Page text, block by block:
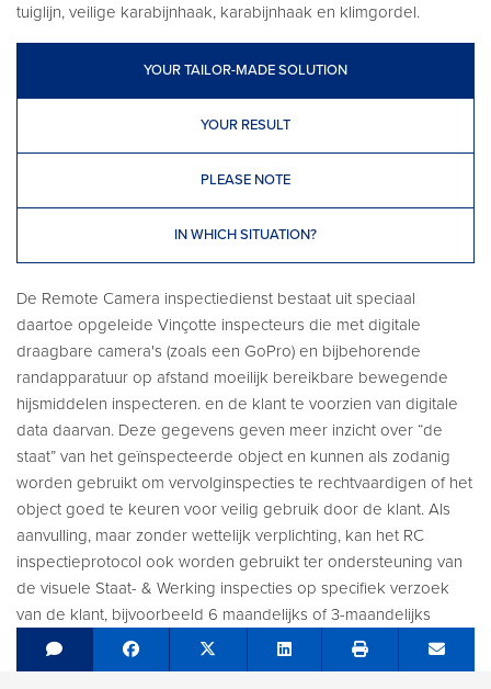
tuiglijn, veilige karabijnhaak, karabijnhaak en klimgordel.
YOUR TAILOR-MADE SOLUTION
YOUR RESULT
PLEASE NOTE
IN WHICH SITUATION?
De Remote Camera inspectiedienst bestaat uit speciaal
daartoe opgeleide Vinçotte inspecteurs die met digitale
draagbare camera's (zoals een GoPro) en bijbehorende
randapparatuur op afstand moeilijk bereikbare bewegende
hijsmiddelen inspecteren. en de klant te voorzien van digitale
data daarvan. Deze gegevens geven meer inzicht over “de
staat” van het geïnspecteerde object en kunnen als zodanig
worden gebruikt om vervolginspecties te rechtvaardigen of het
object goed te keuren voor veilig gebruik door de klant. Als
aanvulling, maar zonder wettelijk verplichting, kan het RC
inspectieprotocol ook worden gebruikt ter ondersteuning van
de visuele Staat- & Werking inspecties op specifiek verzoek
van de klant, bijvoorbeeld 6 maandelijks of 3-maandelijks
Share on Facebook
Tweet Share on LinkedIn Send